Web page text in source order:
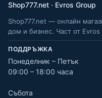
Shop777.net · Evros Group
Shop777.net — онлайн
дом и бизнес. Част от Evros
ПОДДРЪЖКА
Понеделник – Петък
09:00 – 18:00 часа
Събота